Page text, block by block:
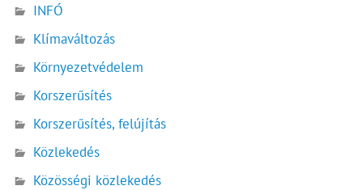
INFÓ
Klímaváltozás
Környezetvédelem
Korszerűsítés
Korszerűsítés, felújítás
Közlekedés
Közösségi közlekedés